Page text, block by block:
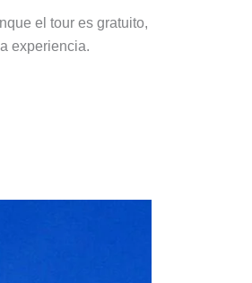
el tour es gratuito,
experiencia.